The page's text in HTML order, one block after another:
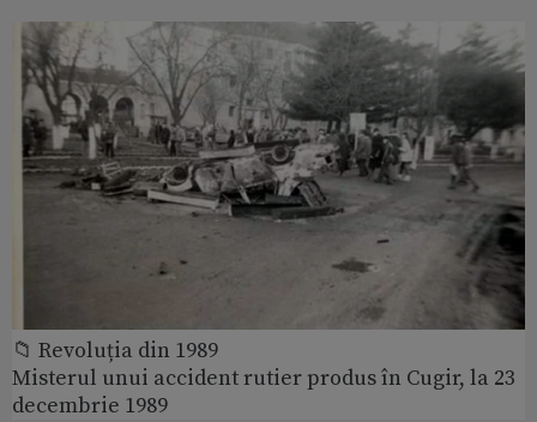
📁 Revoluția din 1989
Misterul unui accident rutier produs în Cugir, la 23
decembrie 1989